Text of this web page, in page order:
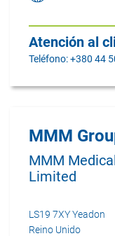
Atención al
Teléfono: +380 44
MMM
MMM
Limited
LS19 7XY Yeadon
Reino Unido